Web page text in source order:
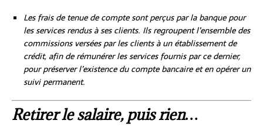
Les frais de tenue de compte sont perçus par la banque pour
les services rendus à ses clients. Ils regroupent l’ensemble des
commissions versées par les clients à un établissement de
crédit, afin de rémunérer les services fournis par ce dernier,
pour préserver l’existence du compte bancaire et en opérer un
suivi permanent.
Retirer le salaire, puis rien…